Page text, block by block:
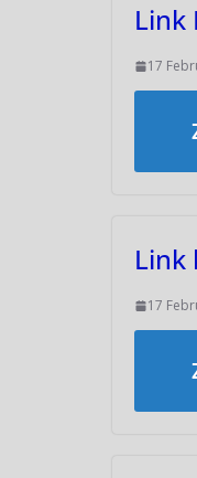
Link
17
Link
17